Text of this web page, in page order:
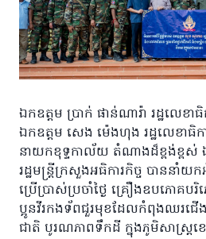
ឯកឧត្តម​ ប្រាក់​ ផាន់ណារ៉ា​ រដ្ឋលេខា
ឯកឧត្តម សេង​ ម៉េងហុង​ រដ្ឋលេខាធិក
នាយកខុទ្ទកាល័យ​ តំណាងដ៏ខ្ពង់ខ្ព
រដ្ឋមន្រ្តីក្រសួងអធិការកិច្ច​ បាននាំយ
ប្រើប្រាស់ប្រចាំថ្ងៃ គ្រឿងឧបភោគ
ប្អូនវីរកងទ័ពជួរមុខដែលកំពុងឈរជើង
ជាតិ បូរណភាពទឹកដី ក្នុងភូមិសាស្ត្រខេ